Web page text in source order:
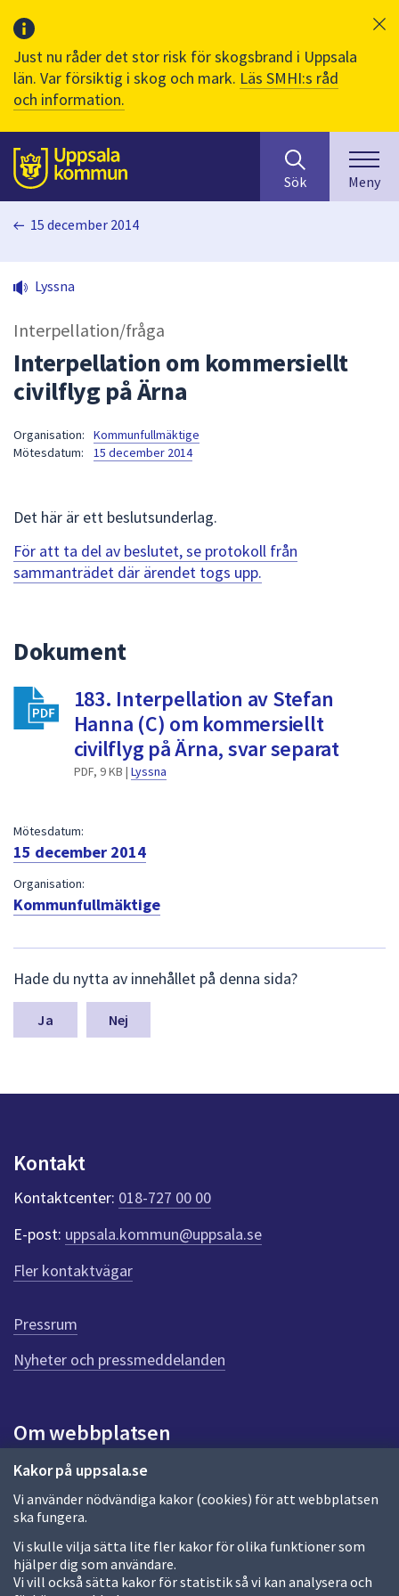
Just nu råder det stor risk för skogsbrand i Uppsala
län. Var försiktig i skog och mark. Läs SMHI:s råd
och information.
Till sidans
huvudinnehåll
efter
innehåll
på
sökfältet
kommer
för
att
navigera
för
att
något
Sök Meny
Kakor på uppsala.se
Vi använder nödvändiga kakor (cookies) för att webbplatsen
ska fungera.
Vi skulle vilja sätta lite fler kakor för olika funktioner som
hjälper dig som användare.
Vi vill också sätta kakor för statistik så vi kan analysera och
15 december 2014
Lyssna
Interpellation/fråga
Interpellation om kommersiellt
civilflyg på Ärna
Organisation:
Kommunfullmäktige
Mötesdatum:
15 december 2014
Det här är ett beslutsunderlag.
För att ta del av beslutet, se protokoll från
sammanträdet där ärendet togs upp.
Dokument
183. Interpellation av Stefan
Hanna (C) om kommersiellt
civilflyg på Ärna, svar separat
PDF, 9 KB | Lyssna
Mötesdatum:
15 december 2014
Organisation:
Kommunfullmäktige
ä
m
a
n
k
t
e
r
f
ö
r
e
n
n
a
d
a
Hade du nytta av innehållet på denna sida?
Nej
Kontakt
Kontaktcenter: 018-727 00 00
E-post: uppsala.kommun@uppsala.se
Fler kontaktvägar
Pressrum
Nyheter och pressmeddelanden
Om webbplatsen
Om webbplatsen
Allmänna handlingar och diarium
Behandling av personuppgifter
Kakor